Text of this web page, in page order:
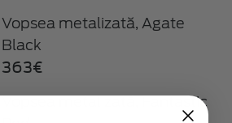
Vopsea metalizată, Agate
Black
363€
Vopsea metalizată, Fantastic